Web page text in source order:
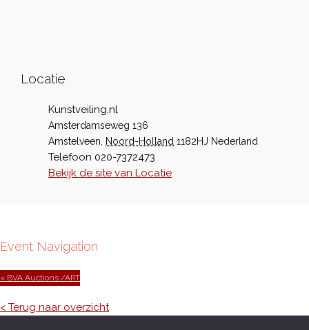
Locatie
Kunstveiling.nl
Amsterdamseweg 136
Amstelveen
Noord-Holland 1182HJ Nederland
Telefoon 020-7372473
Bekijk de site van Locatie
Event Navigation
« BVA Auctions /ART
< Terug naar overzicht